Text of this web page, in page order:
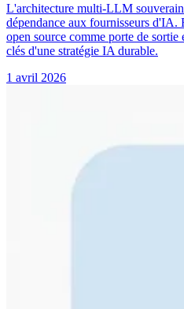
L'architecture multi-LLM
dépendance aux fournisseurs d'IA.
open source comme porte de
clés d'une stratégie IA durable.
1 avril 2026